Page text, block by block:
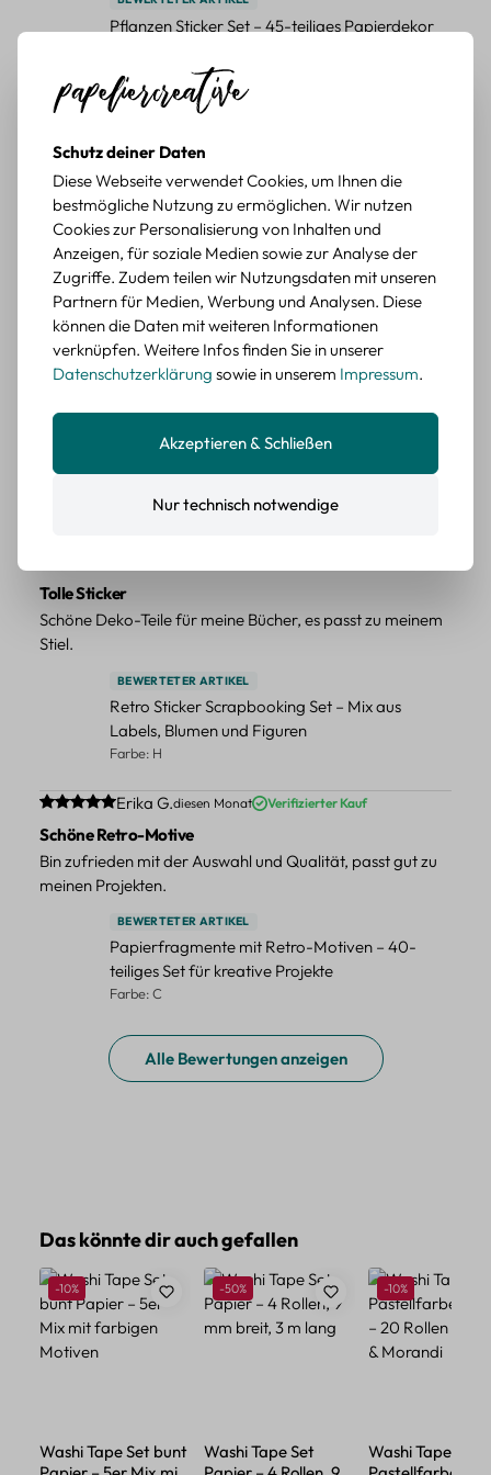
Pflanzen Sticker Set – 45-teiliges Papierdekor
Durchschnittliche Bewertung von 5 von 5 Sternen
Erika G.diesen Monat
Tolle Motive, Briefmarken gehen zu vielen Projekten,
würde sie wieder kaufen.
BEWERTETER ARTIKEL
Retro Briefmarken Sticker Set – 45 Papier-
Sticker mit Wald- und Tiermotiven
Durchschnittliche Bewertung von 5 von 5 Sternen
Erika G.diesen Monat Verifizierter Kauf
Schöne Motive
Die Sticker passen gut zu meinen Büchern, würde sie
BEWERTETER ARTIKEL
Farbe: F
Tolle Sticker
Schöne Deko-Teile für meine Bücher, es passt zu meinem
Stiel.
BEWERTETER ARTIKEL
Retro Sticker Scrapbooking Set – Mix aus
Labels, Blumen und Figuren
Farbe: H
Durchschnittliche Bewertung von 5 von 5 Sternen
Erika G.diesen Monat Verifizierter Kauf
Schöne Retro-Motive
Bin zufrieden mit der Auswahl und Qualität, passt gut zu
meinen Projekten.
BEWERTETER ARTIKEL
Papierfragmente mit Retro-Motiven – 40-
teiliges Set für kreative Projekte
Farbe: C
Alle Bewertungen anzeigen
Produktgalerie überspringen
Das könnte dir auch gefallen
Rabatt
-10%
Washi Tape Set bunt
Rabatt
-50%
Washi Tape Set
Rabatt
-10%
Washi Tape Set
Schutz deiner Daten
Diese Webseite verwendet Cookies, um Ihnen die
bestmögliche Nutzung zu ermöglichen. Wir nutzen
Cookies zur Personalisierung von Inhalten und
Anzeigen, für soziale Medien sowie zur Analyse der
Zugriffe. Zudem teilen wir Nutzungsdaten mit unseren
Partnern für Medien, Werbung und Analysen. Diese
können die Daten mit weiteren Informationen
verknüpfen. Weitere Infos finden Sie in unserer
Datenschutzerklärung sowie in unserem Impressum.
Nur technisch notwendige
Akzeptieren & Schließen